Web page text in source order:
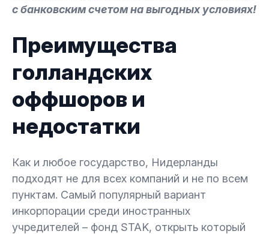
с банковским счетом на выгодных условиях!
Преимущества
голландских
оффшоров и
недостатки
Как и любое государство, Нидерланды
подходят не для всех компаний и не по всем
пунктам. Самый популярный вариант
инкорпорации среди иностранных
учредителей – фонд STAK, открыть который